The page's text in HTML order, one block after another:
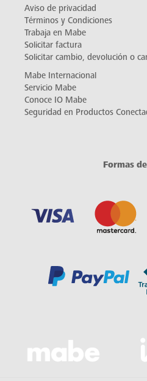
Aviso de privacidad
Términos y Condiciones
Trabaja en Mabe
Solicitar factura
Solicitar cambio, devolución o
Mabe Internacional
Servicio Mabe
Conoce IO Mabe
Seguridad en Productos
Formas